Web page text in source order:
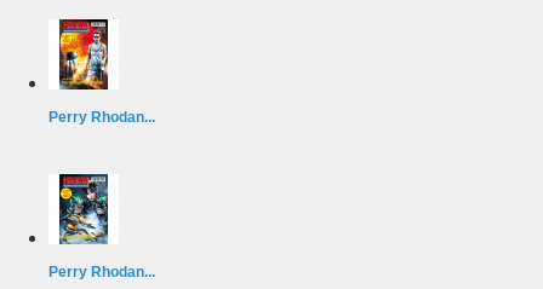
Perry Rhodan...
Perry Rhodan...